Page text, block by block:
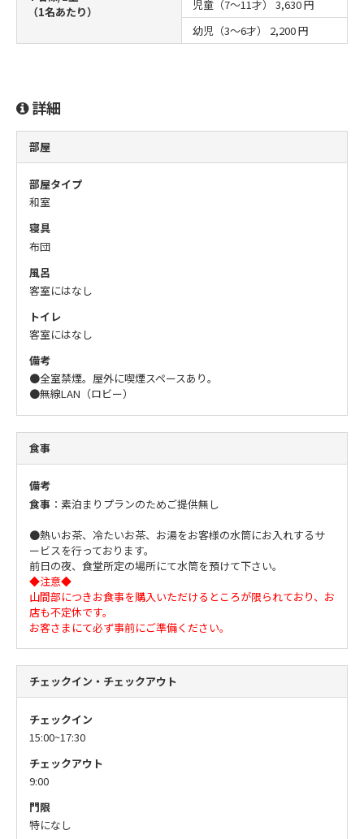
（1名あたり）
児童（7～11才） 3,630 円
幼児（3～6才） 2,200 円
詳細
部屋
部屋タイプ
和室
寝具
布団
風呂
客室にはなし
トイレ
客室にはなし
備考
●全室禁煙。屋外に喫煙スペースあり。
●無線LAN（ロビー）
食事
備考
食事 ：素泊まりプランのためご提供無し
●熱いお茶、冷たいお茶、お湯をお客様の水筒にお入れするサ
ービスを行っております。
前日の夜、食堂所定の場所にて水筒を預けて下さい。
◆注意◆
山間部につきお食事を購入いただけるところが限られており、お
店も不定休です。
お客さまにて必ず事前にご準備ください。
チェックイン・チェックアウト
チェックイン
15:00~17:30
チェックアウト
9:00
門限
特になし